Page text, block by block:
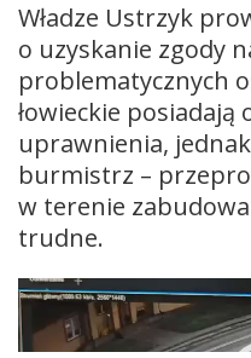
Władze Ustrzyk
o uzyskanie zgody
problematycznych
łowieckie posiadają
uprawnienia,
burmistrz –
w terenie
trudne.
Odtwarzacz
video